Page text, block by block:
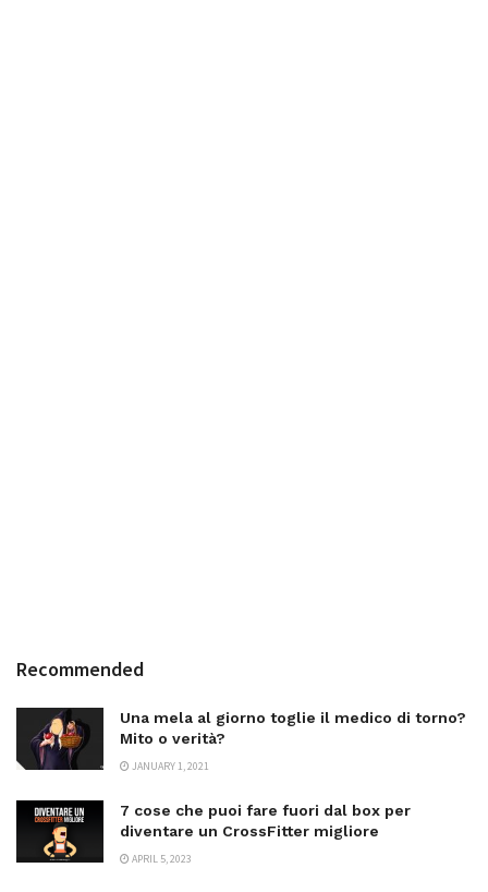
Recommended
Una mela al giorno toglie il medico di torno?
Mito o verità?
JANUARY 1, 2021
7 cose che puoi fare fuori dal box per
diventare un CrossFitter migliore
APRIL 5, 2023